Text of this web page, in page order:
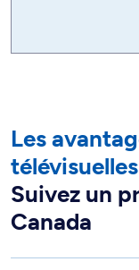
Les
télévisuelles
Suivez un
Canada